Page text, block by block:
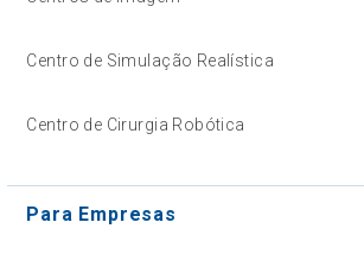
Centro de Simulação Realística
Centro de Cirurgia Robótica
Para Empresas